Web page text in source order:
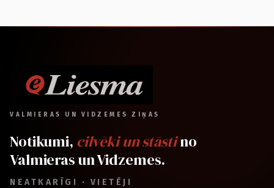
VALMIERAS UN VIDZEMES ZIŅAS
Notikumi, cilvēki un stāstino
Valmieras un Vidzemes.
NEATKARĪGI · VIETĒJI